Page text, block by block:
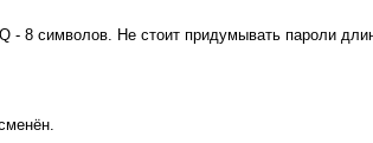
- 8 символов. Не стоит придумывать пароли